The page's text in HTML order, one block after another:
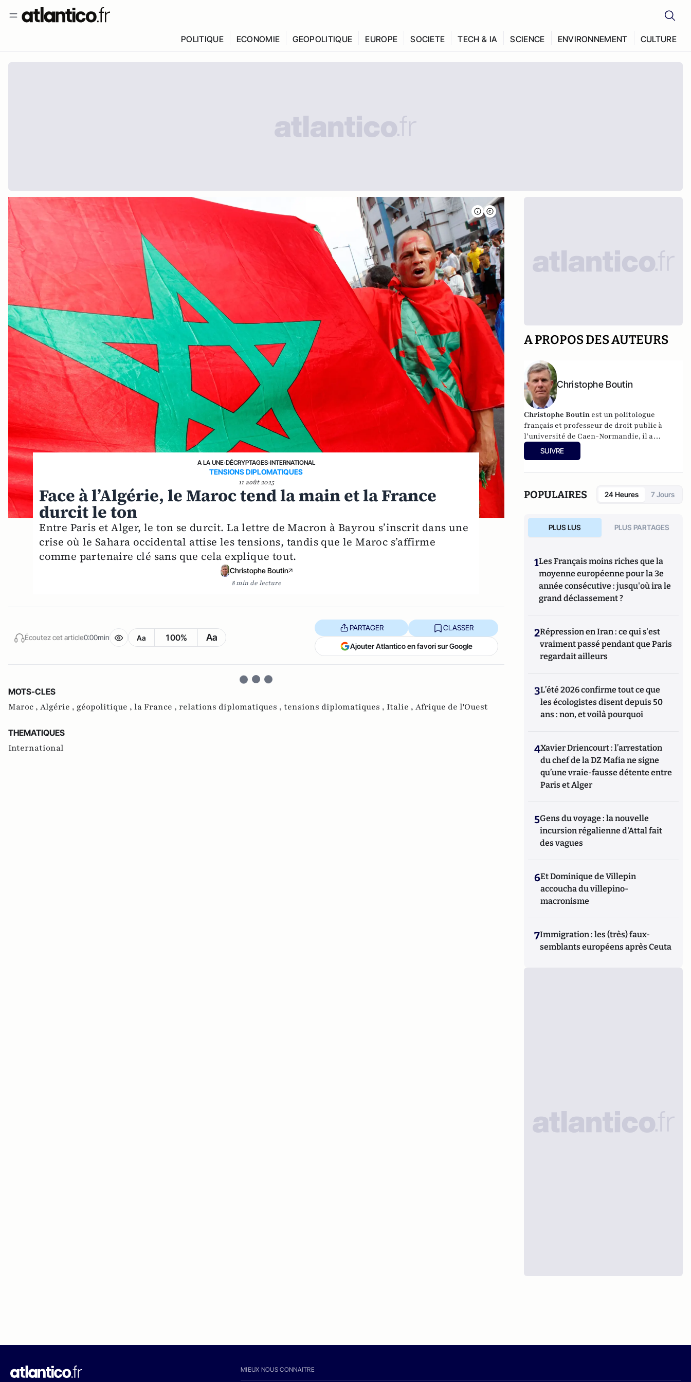
POLITIQUE ECONOMIE GEOPOLITIQUE EUROPE SOCIETE TECH & IA SCIENCE ENVIRONNEMENT CULTURE
A LA UNE›DÉCRYPTAGES›INTERNATIONAL
TENSIONS DIPLOMATIQUES
11 août 2025
Face à l’Algérie, le Maroc tend la main et la France
durcit le ton
Entre Paris et Alger, le ton se durcit. La lettre de Macron à Bayrou s’inscrit dans une
crise où le Sahara occidental attise les tensions, tandis que le Maroc s’affirme
comme partenaire clé sans que cela explique tout.
Christophe Boutin
8 min de lecture
Écoutez cet article0:00min Aa 100% Aa
PARTAGER CLASSER
Ajouter Atlantico en favori sur Google
MOTS-CLES
Maroc , Algérie , géopolitique , la France , relations diplomatiques , tensions diplomatiques , Italie , Afrique de l'Ouest
THEMATIQUES
International
A PROPOS DES AUTEURS
Christophe Boutin
Christophe Boutin est un politologue
français et professeur de droit public à
l’université de Caen-Normandie, il a
notamment publié
XXe siècle(Flammarion 2009) et co-
populismes(Cerf 2019) etLe dictionnaire du
progressisme(Seuil 2022). Christophe
Neuf.
SUIVRE
POPULAIRES 24 Heures 7 Jours
PLUS LUS PLUS PARTAGES
1Les Français moins riches que la
moyenne européenne pour la 3e
année consécutive : jusqu'où ira le
grand déclassement ?
2Répression en Iran : ce qui s'est
vraiment passé pendant que Paris
regardait ailleurs
3L’été 2026 confirme tout ce que
les écologistes disent depuis 50
ans : non, et voilà pourquoi
4Xavier Driencourt : l’arrestation
du chef de la DZ Mafia ne signe
qu’une vraie-fausse détente entre
Paris et Alger
5Gens du voyage : la nouvelle
incursion régalienne d'Attal fait
des vagues
6Et Dominique de Villepin
accoucha du villepino-
macronisme
7Immigration : les (très) faux-
semblants européens après Ceuta
MIEUX NOUS CONNAITRE